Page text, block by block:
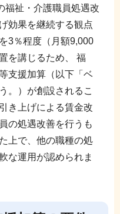
福祉・介護職員処遇改
効果を継続する観点
3％程度（月額9,000
を講じるため、 福
支援加算（以下「ベ
。）が創設されるこ
き上げによる賃金改
の処遇改善を行うも
上で、他の職種の処
な運用が認められま